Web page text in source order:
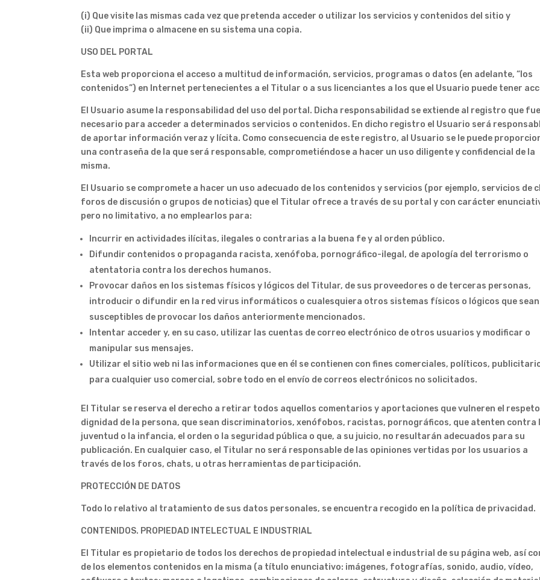
(i) Que visite las mismas cada vez que pretenda acceder o utilizar los servicios y contenidos del sitio y
(ii) Que imprima o almacene en su sistema una copia.
USO DEL PORTAL
Esta web proporciona el acceso a multitud de información, servicios, programas o datos (en adelante, “los
contenidos”) en Internet pertenecientes a el Titular o a sus licenciantes a los que el Usuario puede tener
El Usuario asume la responsabilidad del uso del portal. Dicha responsabilidad se extiende al registro que
necesario para acceder a determinados servicios o contenidos. En dicho registro el Usuario será
de aportar información veraz y lícita. Como consecuencia de este registro, al Usuario se le puede
una contraseña de la que será responsable, comprometiéndose a hacer un uso diligente y confidencial de la
misma.
El Usuario se compromete a hacer un uso adecuado de los contenidos y servicios (por ejemplo, servicios de
foros de discusión o grupos de noticias) que el Titular ofrece a través de su portal y con carácter
pero no limitativo, a no emplearlos para:
Incurrir en actividades ilícitas, ilegales o contrarias a la buena fe y al orden público.
Difundir contenidos o propaganda racista, xenófoba, pornográfico-ilegal, de apología del terrorismo o
atentatoria contra los derechos humanos.
Provocar daños en los sistemas físicos y lógicos del Titular, de sus proveedores o de terceras personas,
introducir o difundir en la red virus informáticos o cualesquiera otros sistemas físicos o lógicos que sean
susceptibles de provocar los daños anteriormente mencionados.
Intentar acceder y, en su caso, utilizar las cuentas de correo electrónico de otros usuarios y modificar o
manipular sus mensajes.
Utilizar el sitio web ni las informaciones que en él se contienen con fines comerciales, políticos,
para cualquier uso comercial, sobre todo en el envío de correos electrónicos no solicitados.
El Titular se reserva el derecho a retirar todos aquellos comentarios y aportaciones que vulneren el
dignidad de la persona, que sean discriminatorios, xenófobos, racistas, pornográficos, que atenten contra
juventud o la infancia, el orden o la seguridad pública o que, a su juicio, no resultarán adecuados para su
publicación. En cualquier caso, el Titular no será responsable de las opiniones vertidas por los usuarios a
través de los foros, chats, u otras herramientas de participación.
PROTECCIÓN DE DATOS
Todo lo relativo al tratamiento de sus datos personales, se encuentra recogido en la política de privacidad.
CONTENIDOS. PROPIEDAD INTELECTUAL E INDUSTRIAL
El Titular es propietario de todos los derechos de propiedad intelectual e industrial de su página web, así
de los elementos contenidos en la misma (a título enunciativo: imágenes, fotografías, sonido, audio, vídeo,